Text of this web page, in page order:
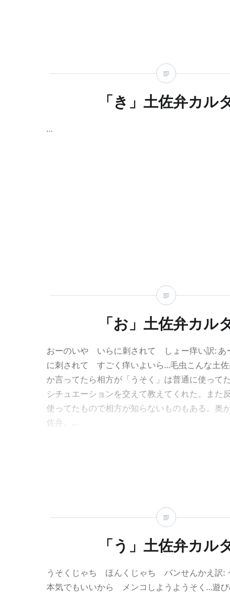
「き」土佐弁カル
…
「お」土佐弁カル
おーのいや いらに刺されて しょー痒い訳:
に刺されて すごく痒いよいら…毛虫こんな土佐
か言ってたら相方が「うそく」は普通に使って
シチュエーションを交えて教えてくれた。また
使ってたもので相方が知らないものもある。奥
佐弁。…
「う」土佐弁カル
うそくじゃち ほんくじゃち パンせんかえ訳:
本気でもいいから メンコしようようそく…遊び